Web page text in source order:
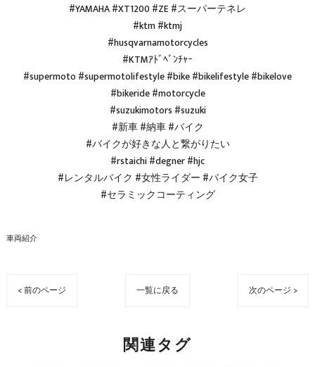
#YAMAHA #XT1200 #ZE #スーパーテネレ
#ktm #ktmj
#husqvarnamotorcycles
#KTMｱﾄﾞﾍﾞﾝﾁｬｰ
#supermoto #supermotolifestyle #bike #bikelifestyle #bikelove
#bikeride #motorcycle
#suzukimotors #suzuki
#新車 #納車 #バイク
#バイクが好きな人と繋がりたい
#rstaichi #degner #hjc
#レンタルバイク #女性ライダー #バイク女子
#セラミックコーティング
車両紹介
< 前のページ 一覧に戻る 次のページ >
関連タグ